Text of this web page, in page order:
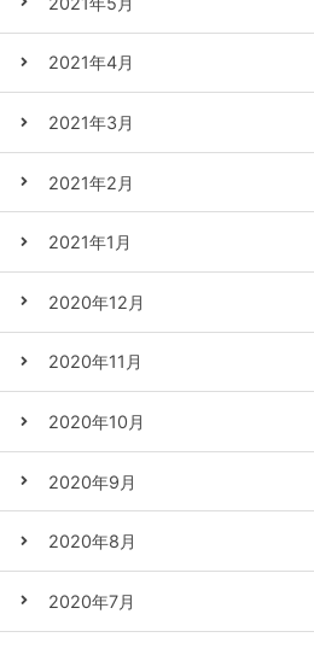
2021年4月
2021年3月
2021年2月
2021年1月
2020年12月
2020年11月
2020年10月
2020年9月
2020年8月
2020年7月